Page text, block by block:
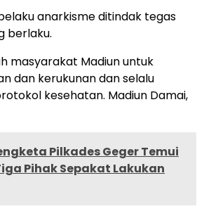
anarkisme ditindak tegas
berlaku.
masyarakat Madiun untuk
dan kerukunan dan selalu
kesehatan. Madiun Damai,
Pilkades Geger Temui
Pihak Sepakat Lakukan